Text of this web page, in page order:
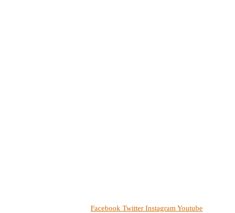
Facebook Twitter InstagramYoutube